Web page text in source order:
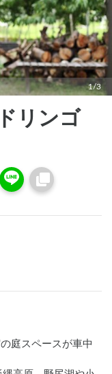
1/3
リンゴ
庭スペースが車中